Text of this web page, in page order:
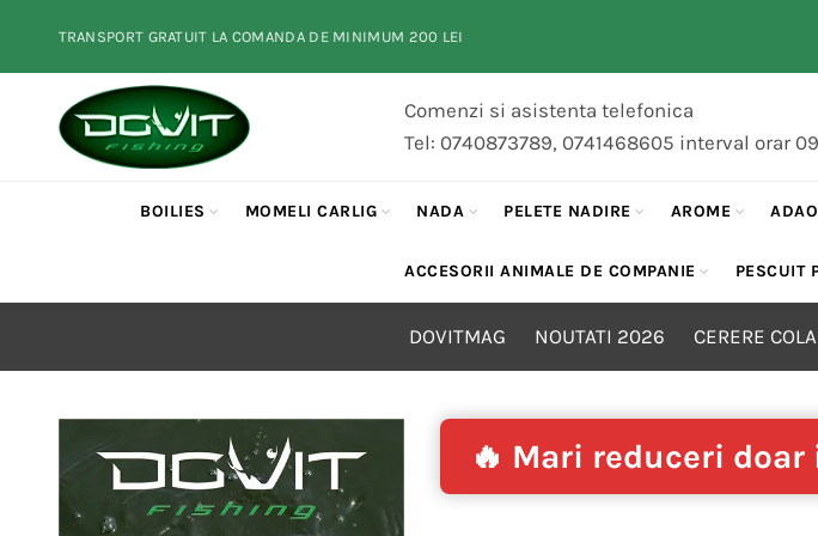
TRANSPORT GRATUIT LA COMANDA DE MINIMUM 200 LEI
Comenzi si asistenta telefonica
Tel: 0740873789, 0741468605 interval orar
BOILIES MOMELI CARLIG NADA PELETE NADIRE AROME
ACCESORII ANIMALE DE COMPANIE PESCUIT
DOVITMAG NOUTATI 2026 CERERE
🔥 Mari reduceri